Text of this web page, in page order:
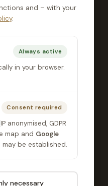
Single Room
Double Room
Quadruple Room
Breakfast
and – with your
.
Always active
in your browser.
Consent required
anonymised, GDPR
map and Google
be established.
necessary